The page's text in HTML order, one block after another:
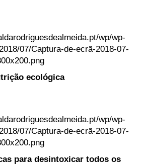
ecológica
para desintoxicar todos os